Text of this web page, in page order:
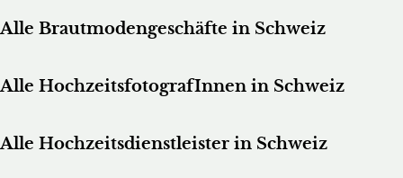
Alle Brautmodengeschäfte in Schweiz
Alle HochzeitsfotografInnen in Schweiz
Alle Hochzeitsdienstleister in Schweiz